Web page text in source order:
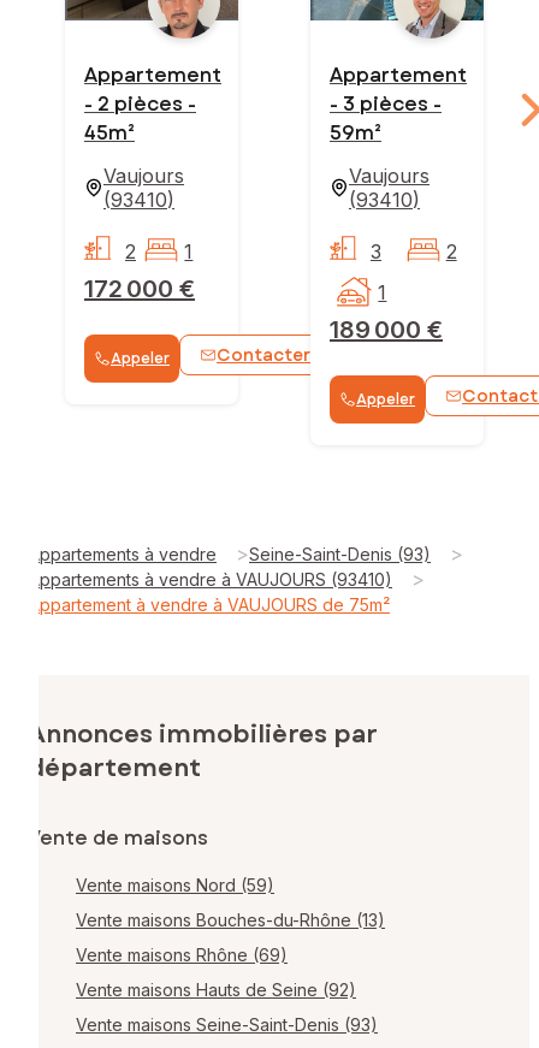
Appartement
- 2 pièces -
45m²
Vaujours
(93410)
172 000 €
2 1
Appeler Contacter
Appartement
- 3 pièces -
59m²
Vaujours
(93410)
189 000 €
3
2
1
Appeler
Appartements à vendre >Seine-Saint-Denis (93) >
Appartements à vendre à VAUJOURS (93410) >
Appartement à vendre à VAUJOURS de 75m²
Annonces immobilières par
département
Vente de maisons
Vente maisons Nord (59)
Vente maisons Bouches-du-Rhône (13)
Vente maisons Rhône (69)
Vente maisons Hauts de Seine (92)
Vente maisons Seine-Saint-Denis (93)